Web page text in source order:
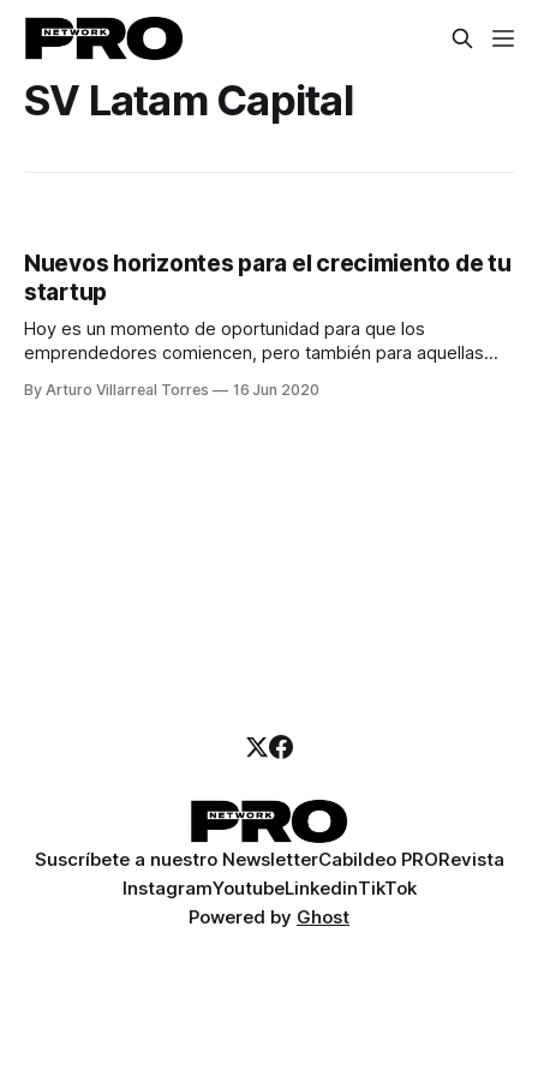
SV Latam Capital
Nuevos horizontes para el crecimiento de tu
startup
Hoy es un momento de oportunidad para que los
emprendedores comiencen, pero también para aquellas
By Arturo Villarreal Torres 16 Jun 2020
Suscríbete a nuestro NewsletterCabildeo PRORevista
InstagramYoutubeLinkedinTikTok
Powered by Ghost